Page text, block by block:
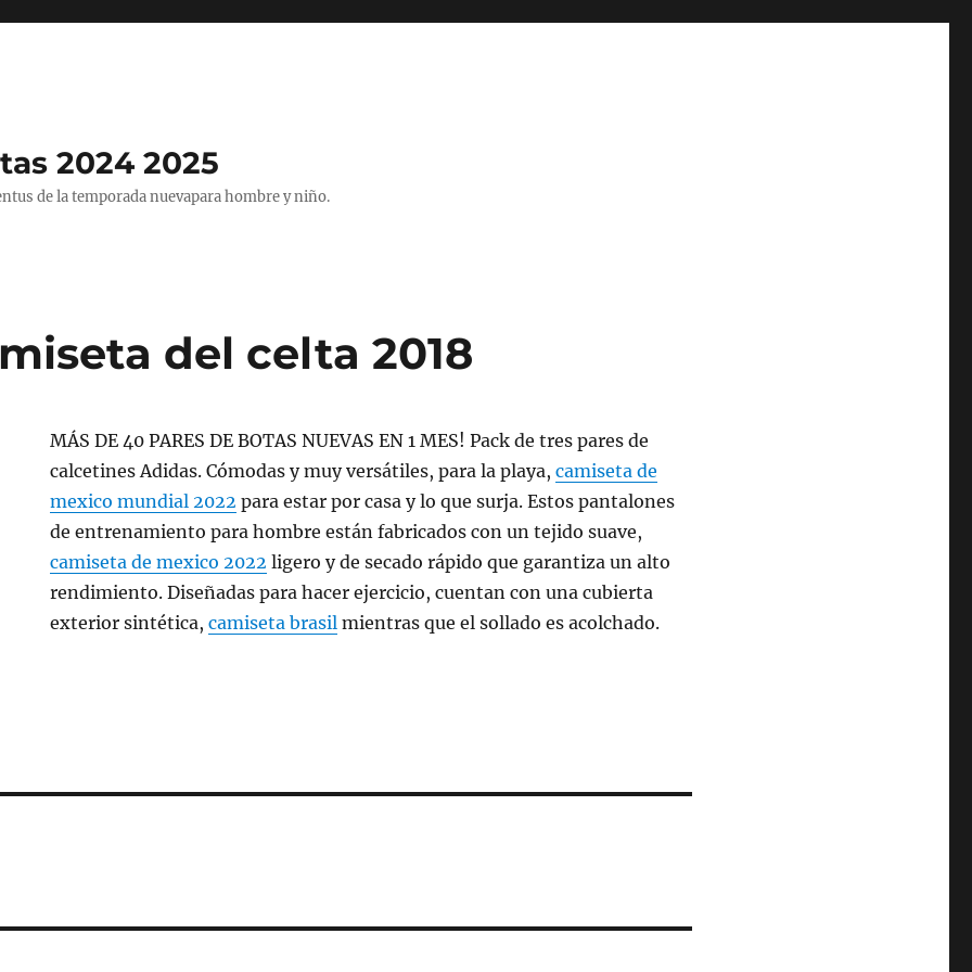
2024 2025
de la temporada nuevapara hombre y niño.
del celta 2018
MÁS DE 40 PARES DE BOTAS NUEVAS EN 1 MES! Pack de tres pares de
calcetines Adidas. Cómodas y muy versátiles, para la playa,camiseta de
mexico mundial 2022 para estar por casa y lo que surja. Estos pantalones
de entrenamiento para hombre están fabricados con un tejido suave,
camiseta de mexico 2022 ligero y de secado rápido que garantiza un alto
rendimiento. Diseñadas para hacer ejercicio, cuentan con una cubierta
exterior sintética,camiseta brasil mientras que el sollado es acolchado.